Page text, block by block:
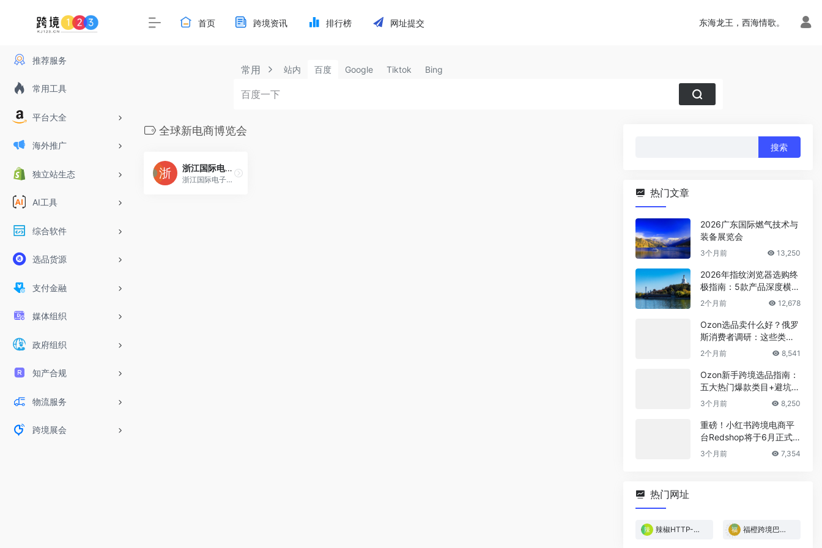
推荐服务
常用工具
平台大全
海外推广
独立站生态
AI工具
综合软件
选品货源
支付金融
媒体组织
政府组织
知产合规
物流服务
跨境展会
首页 跨境资讯 排行榜 网址提交 东海龙王，西海情歌。
常用 站内 百度 Google Tiktok Bing
全球新电商博览会
浙江国际电子商务博览会（电商博览会）
浙江国际电子商务博览会（以下简称电商博览会）创办于2011年，2025年6月21日-23日在义乌举行，是目前中国最大的电子商务博览会。义乌是全球最大的小商品流通中心和采购基地；市场经营面积约550万平方米，商铺7.5万余个，商品种类达180多万种，是国内最大的网络商品供应基地。详情请咨询葛先生，0579-85891888,13867921833或登录http://www.ecfair.cn进行查询！
热门文章
2026广东国际燃气技术与
装备展览会
3个月前 13,250
2026年指纹浏览器选购终
极指南：5款产品深度横
评，帮你省下冤枉钱
2个月前 12,678
Ozon选品卖什么好？俄罗
斯消费者调研：这些类目
最稳！
2个月前 8,541
Ozon新手跨境选品指南：
五大热门爆款类目+避坑清
单
3个月前 8,250
重磅！小红书跨境电商平
台Redshop将于6月正式
上线！
3个月前 7,354
热门网址
辣椒HTTP-免费试用 福橙跨境巴西专线